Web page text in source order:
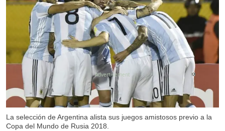
La selección de Argentina alista sus juegos amistosos previo a la
Copa del Mundo de Rusia 2018.
X